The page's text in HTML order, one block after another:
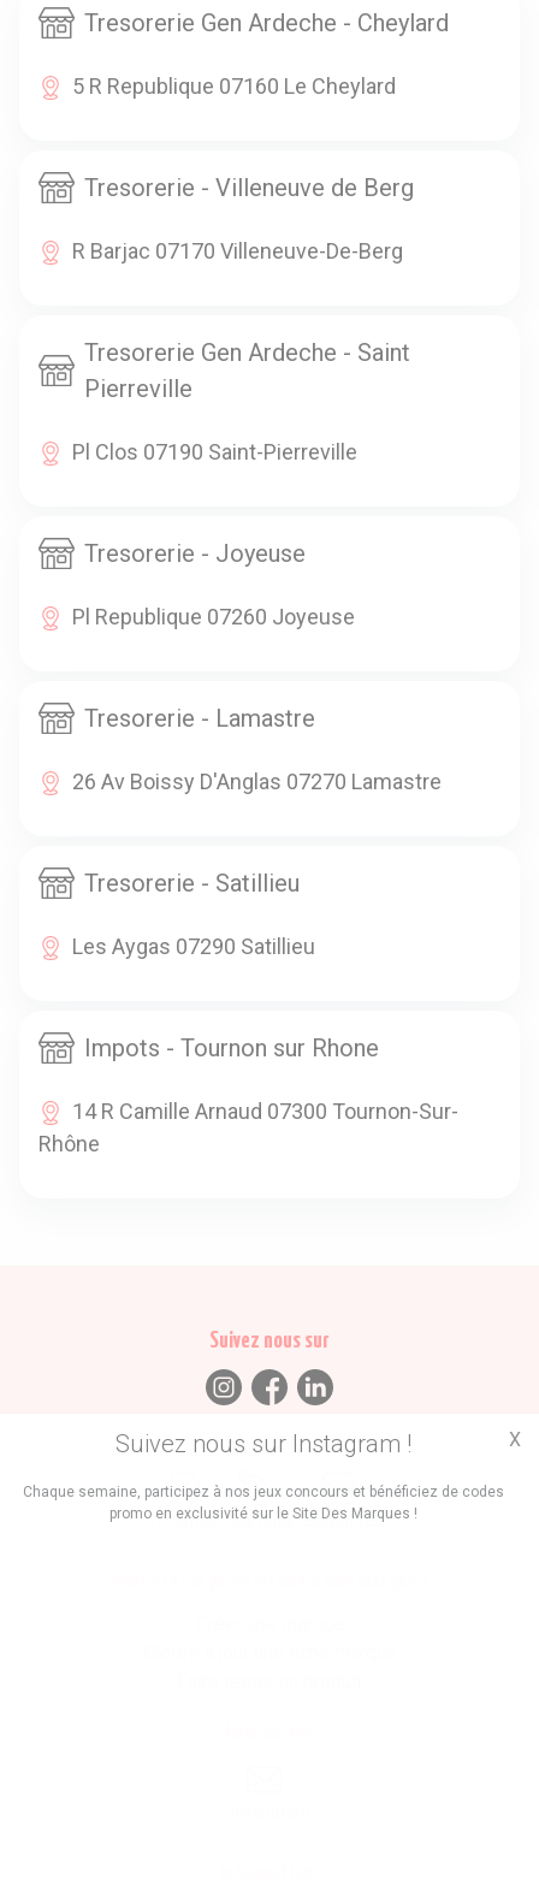
Tresorerie Gen Ardeche - Cheylard
5 R Republique 07160 Le Cheylard
Tresorerie - Villeneuve de Berg
R Barjac 07170 Villeneuve-De-Berg
Tresorerie Gen Ardeche - Saint
Pierreville
Pl Clos 07190 Saint-Pierreville
Tresorerie - Joyeuse
Pl Republique 07260 Joyeuse
Tresorerie - Lamastre
26 Av Boissy D'Anglas 07270 Lamastre
Tresorerie - Satillieu
Les Aygas 07290 Satillieu
Impots - Tournon sur Rhone
14 R Camille Arnaud 07300 Tournon-Sur-
Rhône
Suivez nous sur Instagram !
Chaque semaine, participez à nos jeux concours et bénéficiez de codes
promo en exclusivité sur le Site Des Marques !
X
Suivez nous sur
Trouvez des
Promos Marques Boutiques